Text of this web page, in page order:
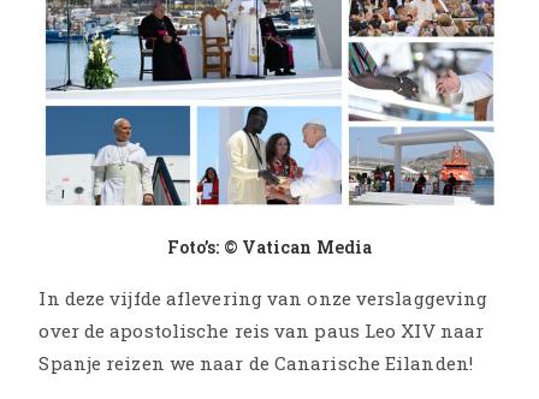
Foto’s: © Vatican Media
In deze vijfde aflevering van onze verslaggeving
over de apostolische reis van paus Leo XIV naar
Spanje reizen we naar de Canarische Eilanden!